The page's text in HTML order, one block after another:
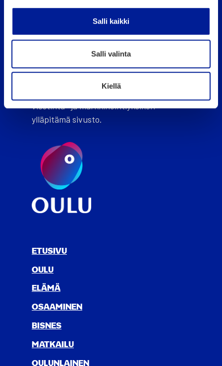
Salli kaikki
Salli valinta
Kiellä
Puhelin 08 558 410 (vaihde)
Oulu.com on Business Oulu -liikelaitoksen
viestintä- ja markkinointiyksikön
ylläpitämä sivusto.
ETUSIVU
OULU
ELÄ­MÄ
OSAA­MI­NEN
BIS­NES
MAT­KAI­LU
OULUN­LAI­NEN